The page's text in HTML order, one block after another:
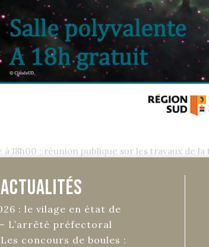
à 18h00 ; réunion publique sur les travaux de la
Actualités
: le vilage en état de
L’arrêté préfectoral
concours de boules :